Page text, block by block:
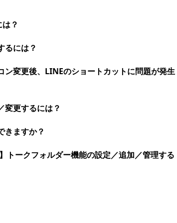
？
るには？
ン変更後、LINEのショートカットに問題が発生
変更するには？
きますか？
トークフォルダー機能の設定／追加／管理する